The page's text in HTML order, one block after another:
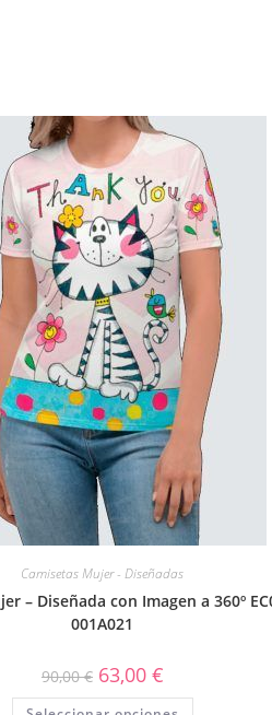
Camisetas Mujer - Diseñadas
– Diseñada con Imagen a 360º
001A021
90,00€ 63,00 €